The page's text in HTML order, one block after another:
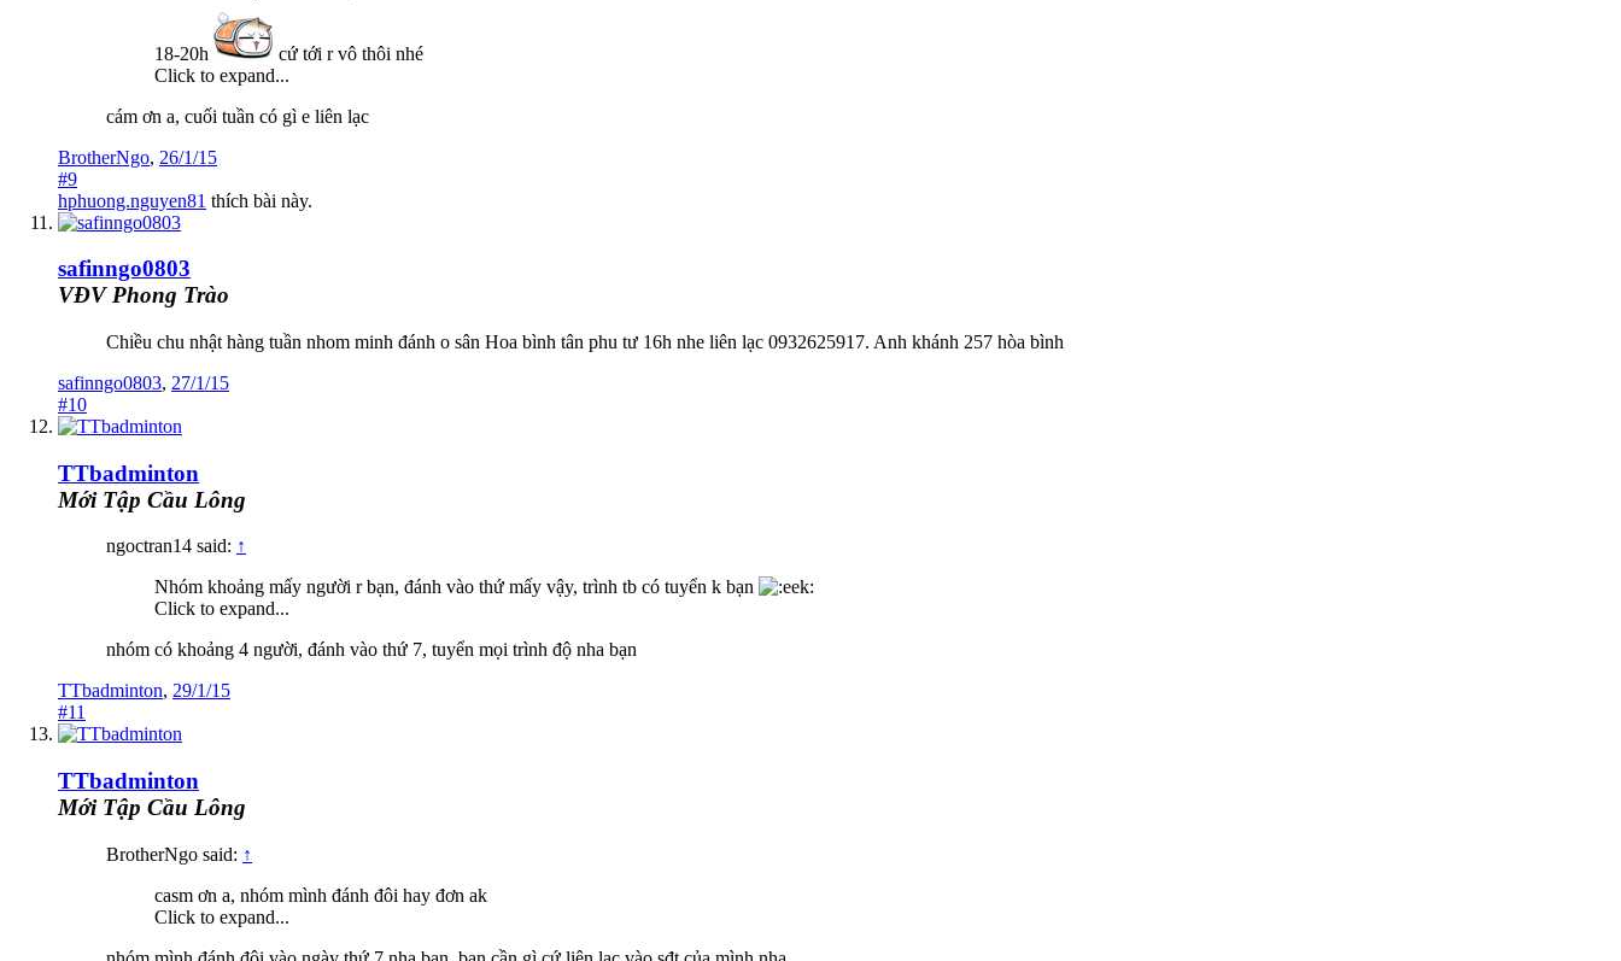
18-20h
cứ tới r vô thôi nhé
Click to expand...
cám ơn a, cuối tuần có gì e liên lạc
BrotherNgo, 26/1/15
#9
hphuong.nguyen81 thích bài này.
safinngo0803
VĐV Phong Trào
Chiều chu nhật hàng tuần nhom minh đánh o sân Hoa bình tân phu tư 16h nhe liên lạc 0932625917. Anh khánh 257 hòa bình
safinngo0803, 27/1/15
#10
TTbadminton
Mới Tập Cầu Lông
ngoctran14 said: ↑
Nhóm khoảng mấy người r bạn, đánh vào thứ mấy vậy, trình tb có tuyển k bạn
Click to expand...
nhóm có khoảng 4 người, đánh vào thứ 7, tuyển mọi trình độ nha bạn
TTbadminton, 29/1/15
#11
TTbadminton
Mới Tập Cầu Lông
BrotherNgo said: ↑
casm ơn a, nhóm mình đánh đôi hay đơn ak
Click to expand...